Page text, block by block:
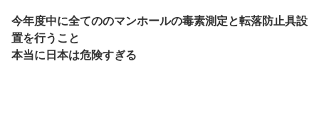
今年度中に全てののマンホールの毒素測定と転落防止具設
置を行うこと
本当に日本は危険すぎる